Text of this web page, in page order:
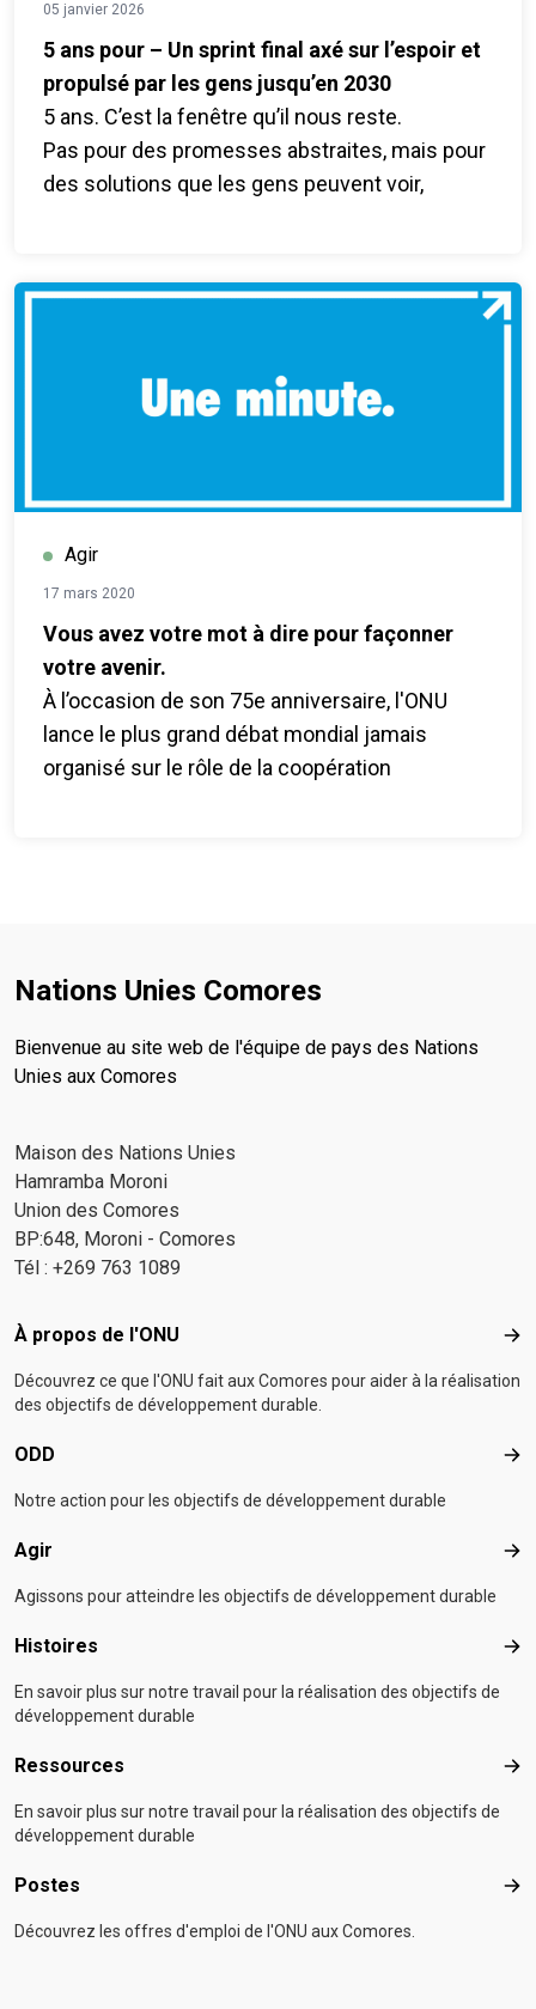
05 janvier 2026
5 ans pour – Un sprint final axé sur l’espoir et
propulsé par les gens jusqu’en 2030
5 ans. C’est la fenêtre qu’il nous reste.
Pas pour des promesses abstraites, mais pour
des solutions que les gens peuvent voir,
5 ans pour les gens. Planète. Impact. est une
objectifs de développement durable (2026-
2030). Il recadre les ODD non pas comme des
prix alimentaires et de l’emploi aux factures
d’énergie, en passant par l’accès numérique, la
sécurité et la santé.
Agir
17 mars 2020
Vous avez votre mot à dire pour façonner
votre avenir.
À l’occasion de son 75e anniversaire, l'ONU
lance le plus grand débat mondial jamais
organisé sur le rôle de la coopération
Nations Unies Comores
Bienvenue au site web de l'équipe de pays des Nations
Unies aux Comores
Maison des Nations Unies
Hamramba Moroni
Union des Comores
BP:648, Moroni - Comores
Tél : +269 763 1089
Footer menu
À propos de l'ONU À
Découvrez ce que l'ONU fait aux Comores pour aider à la réalisation
des objectifs de développement durable.
ODD
Notre action pour les objectifs de développement durable
Agir Agir
Agissons pour atteindre les objectifs de développement durable
Histoires
En savoir plus sur notre travail pour la réalisation des objectifs de
développement durable
Ressources
En savoir plus sur notre travail pour la réalisation des objectifs de
développement durable
Postes
Découvrez les offres d'emploi de l'ONU aux Comores.